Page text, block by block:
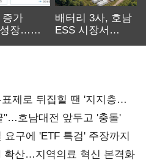
증가
성장…
배터리 3사, 호남
ESS 시장서
제로 뒤집힐 땐 '지지층
"…호남대전 앞두고 '충돌'
구에 'ETF 특검' 주장까지
확산…지역의료 혁신 본격화